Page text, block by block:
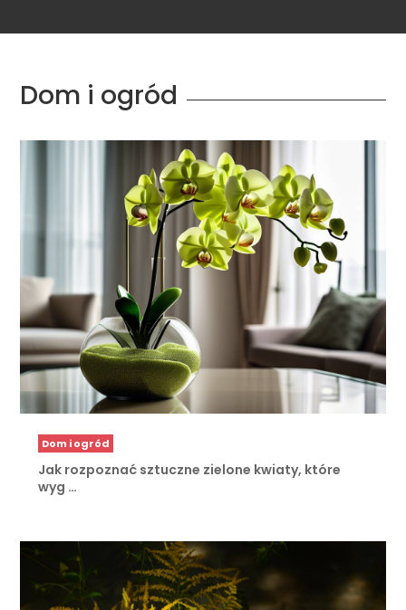
Dom i ogród
Dom i ogród
Jak rozpoznać sztuczne zielone kwiaty, które
wyg …